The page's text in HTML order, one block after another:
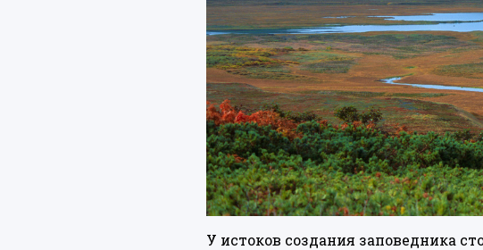
У истоков создания заповедника